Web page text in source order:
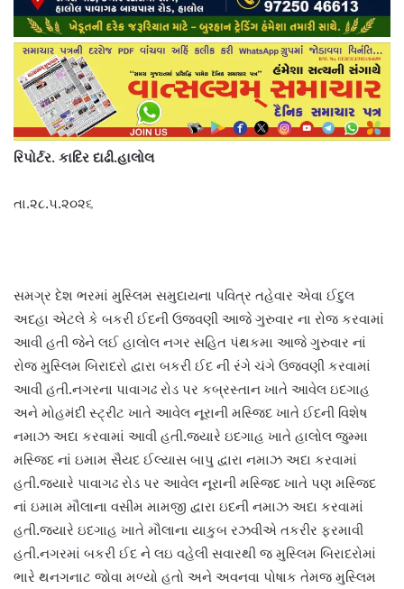
રિપોર્ટર. કાદિર દાઢી.હાલોલ
તા.૨૮.૫.૨૦૨૬
સમગ્ર દેશ ભરમાં મુસ્લિમ સમુદાયના પવિત્ર તહેવાર એવા ઈદુલ
અદહા એટલે કે બકરી ઈદની ઉજવણી આજે ગુરુવાર ના રોજ કરવામાં
આવી હતી જેને લઈ હાલોલ નગર સહિત પંથકમા આજે ગુરુવાર નાં
રોજ મુસ્લિમ બિરાદરો દ્વારા બકરી ઈદ ની રંગે ચંગે ઉજવણી કરવામાં
આવી હતી.નગરના પાવાગઢ રોડ પર કબ્રસ્તાન ખાતે આવેલ ઇદગાહ
અને મોહમંદી સ્ટ્રીટ ખાતે આવેલ નૂરાની મસ્જિદ ખાતે ઈદની વિશેષ
નમાઝ અદા કરવામાં આવી હતી.જ્યારે ઇદગાહ ખાતે હાલોલ જુમ્મા
મસ્જિદ નાં ઇમામ સૈયદ ઈલ્યાસ બાપુ દ્વારા નમાઝ અદા કરવામાં
હતી.જ્યારે પાવાગઢ રોડ પર આવેલ નૂરાની મસ્જિદ ખાતે પણ મસ્જિદ
નાં ઇમામ મૌલાના વસીમ મામજી દ્વારા ઇદની નમાઝ અદા કરવામાં
હતી.જ્યારે ઇદગાહ ખાતે મૌલાના યાકુબ રઝવીએ તકરીર ફરમાવી
હતી.નગરમાં બકરી ઈદ ને લઇ વહેલી સવારથી જ મુસ્લિમ બિરાદરોમાં
ભારે થનગનાટ જોવા મળ્યો હતો અને અવનવા પોષાક તેમજ મુસ્લિમ